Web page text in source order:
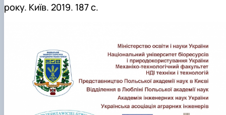
року. Київ. 2019. 187 с.